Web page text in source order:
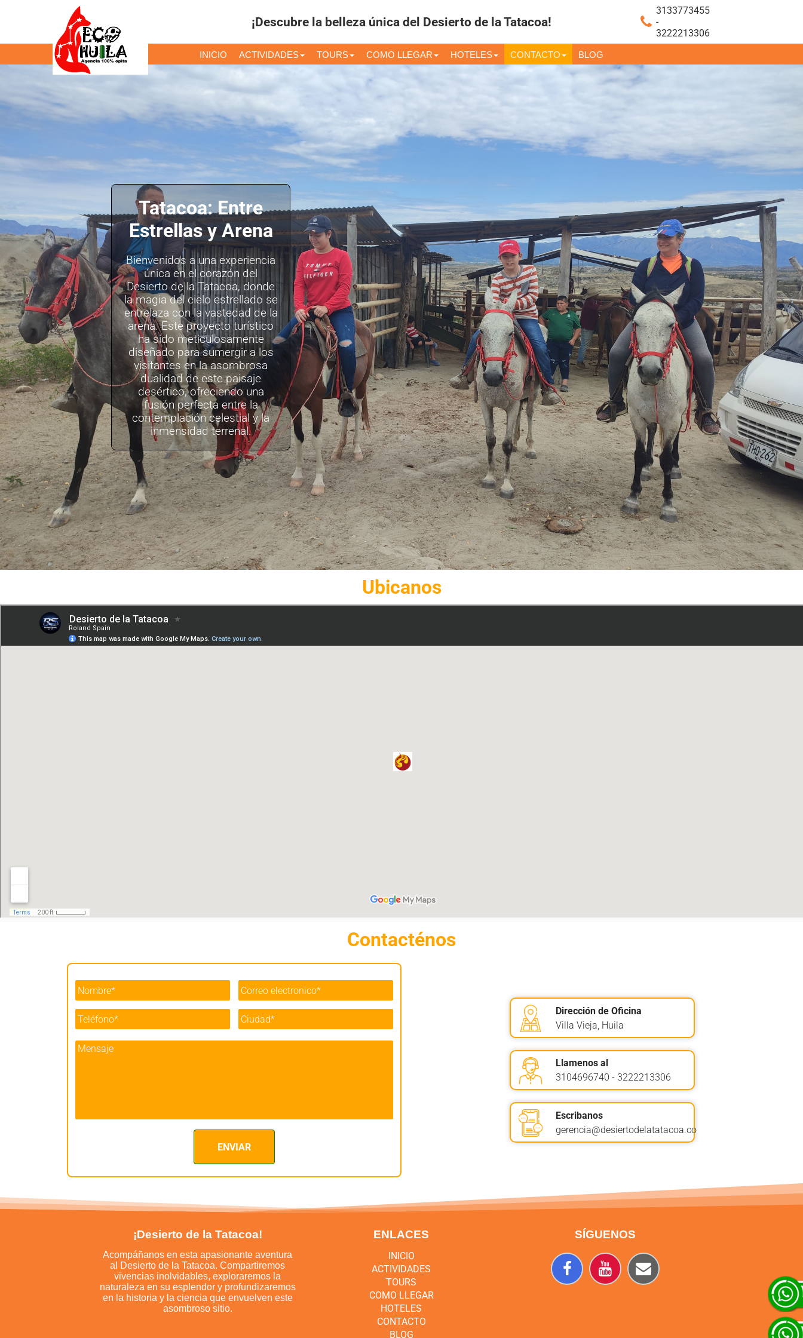
¡Descubre la belleza única del Desierto de la Tatacoa!
3133773455
-
3222213306
INICIO ACTIVIDADES TOURS COMO LLEGAR HOTELES CONTACTO BLOG
Tatacoa: Entre
Estrellas y Arena
Bienvenidos a una experiencia
única en el corazón del
Desierto de la Tatacoa, donde
la magia del cielo estrellado se
entrelaza con la vastedad de la
arena. Este proyecto turístico
ha sido meticulosamente
diseñado para sumergir a los
visitantes en la asombrosa
dualidad de este paisaje
desértico, ofreciendo una
fusión perfecta entre la
contemplación celestial y la
inmensidad terrenal.
Ubicanos
Contacténos
Dirección de Oficina
Villa Vieja, Huila
Llamenos al
3104696740 - 3222213306
Escribanos
gerencia@desiertodelatatacoa.co
¡Desierto de la Tatacoa!
Acompáñanos en esta apasionante aventura
al Desierto de la Tatacoa. Compartiremos
vivencias inolvidables, exploraremos la
naturaleza en su esplendor y profundizaremos
en la historia y la ciencia que envuelven este
asombroso sitio.
ENLACES
INICIO
ACTIVIDADES
TOURS
COMO LLEGAR
HOTELES
CONTACTO
BLOG
SÍGUENOS